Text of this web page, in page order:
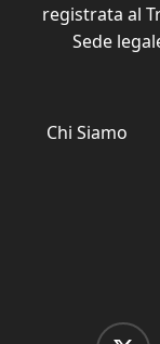
registrata al
Sede
Chi Siamo
x-